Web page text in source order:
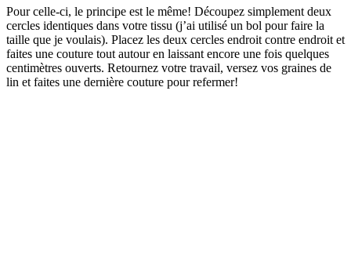
Pour celle-ci, le principe est le même! Découpez simplement deux
cercles identiques dans votre tissu (j’ai utilisé un bol pour faire la
taille que je voulais). Placez les deux cercles endroit contre endroit et
faites une couture tout autour en laissant encore une fois quelques
centimètres ouverts. Retournez votre travail, versez vos graines de
lin et faites une dernière couture pour refermer!